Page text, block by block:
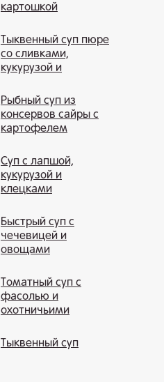
картошкой
Тыквенный суп пюре
со сливками,
кукурузой и
Рыбный суп из
консервов сайры с
картофелем
Суп с лапшой,
кукурузой и
клецками
Быстрый суп с
чечевицей и
овощами
Томатный суп с
фасолью и
охотничьими
Тыквенный суп